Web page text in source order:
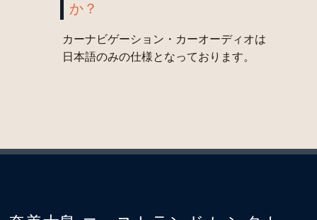
か？
カーナビゲーション・カーオーディオは
日本語のみの仕様となっております。